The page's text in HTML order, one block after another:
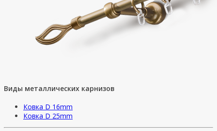
Виды металлических карнизов
Ковка D 16mm
Ковка D 25mm